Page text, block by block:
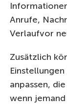
Anrufe,
Verlaufvor
Zusätzlich
anpassen,
wenn